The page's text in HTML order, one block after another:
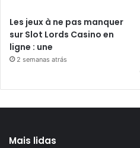
Les jeux à ne pas manquer
sur Slot Lords Casino en
ligne : une
2 semanas atrás
Mais lidas